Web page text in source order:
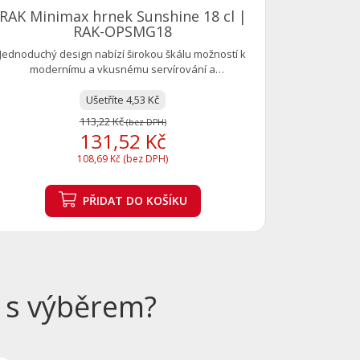
RAK Minimax hrnek Sunshine 18 cl |
RAK-OPSMG18
Jednoduchý design nabízí širokou škálu možností k
modernímu a vkusnému servírování a
Ušetříte 4,53 Kč
113,22 Kč(bez DPH)
131,52 Kč
108,69 Kč (bez DPH)
PŘIDAT DO KOŠÍKU
výběrem?